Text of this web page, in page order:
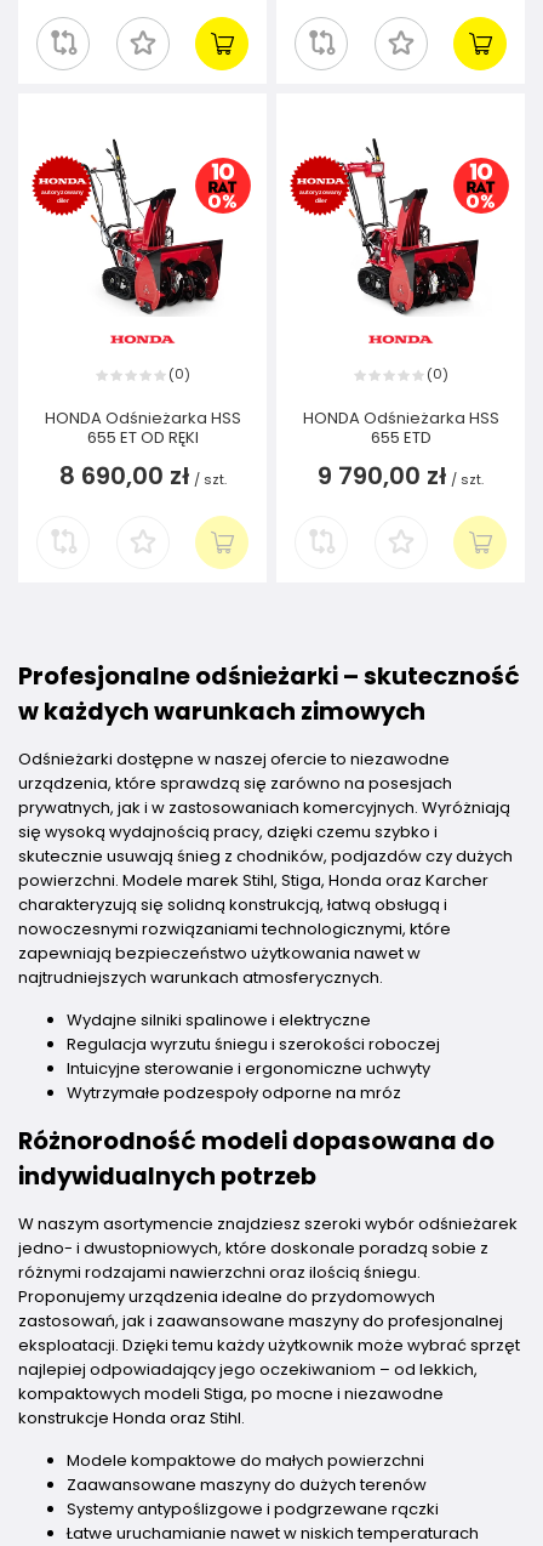
(0)
HONDA Odśnieżarka HSS
655 ET OD RĘKI
8 690,00 zł / szt.
(0)
HONDA Odśnieżarka HSS
655 ETD
9 790,00 zł / szt.
Profesjonalne odśnieżarki – skuteczność
w każdych warunkach zimowych
Odśnieżarki dostępne w naszej ofercie to niezawodne
urządzenia, które sprawdzą się zarówno na posesjach
prywatnych, jak i w zastosowaniach komercyjnych. Wyróżniają
się wysoką wydajnością pracy, dzięki czemu szybko i
skutecznie usuwają śnieg z chodników, podjazdów czy dużych
powierzchni. Modele marek Stihl, Stiga, Honda oraz Karcher
charakteryzują się solidną konstrukcją, łatwą obsługą i
nowoczesnymi rozwiązaniami technologicznymi, które
zapewniają bezpieczeństwo użytkowania nawet w
najtrudniejszych warunkach atmosferycznych.
Wydajne silniki spalinowe i elektryczne
Regulacja wyrzutu śniegu i szerokości roboczej
Intuicyjne sterowanie i ergonomiczne uchwyty
Wytrzymałe podzespoły odporne na mróz
Różnorodność modeli dopasowana do
indywidualnych potrzeb
W naszym asortymencie znajdziesz szeroki wybór odśnieżarek
jedno- i dwustopniowych, które doskonale poradzą sobie z
różnymi rodzajami nawierzchni oraz ilością śniegu.
Proponujemy urządzenia idealne do przydomowych
zastosowań, jak i zaawansowane maszyny do profesjonalnej
eksploatacji. Dzięki temu każdy użytkownik może wybrać sprzęt
najlepiej odpowiadający jego oczekiwaniom – od lekkich,
kompaktowych modeli Stiga, po mocne i niezawodne
konstrukcje Honda oraz Stihl.
Modele kompaktowe do małych powierzchni
Zaawansowane maszyny do dużych terenów
Systemy antypoślizgowe i podgrzewane rączki
Łatwe uruchamianie nawet w niskich temperaturach